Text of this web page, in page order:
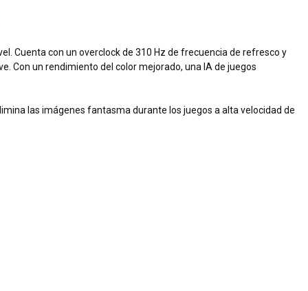
Cuenta con un overclock de 310 Hz de frecuencia de refresco y
Con un rendimiento del color mejorado, una IA de juegos
las imágenes fantasma durante los juegos a alta velocidad de